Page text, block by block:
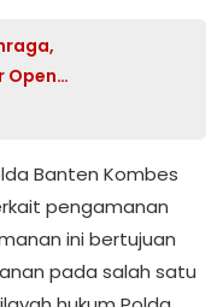
Open
Banten Kombes
pengamanan
ini bertujuan
pada salah satu